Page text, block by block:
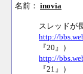
名前： inovia
スレッドが
http://
『20』）
http://
『21』）